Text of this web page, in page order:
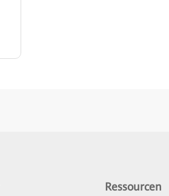
Ressourcen